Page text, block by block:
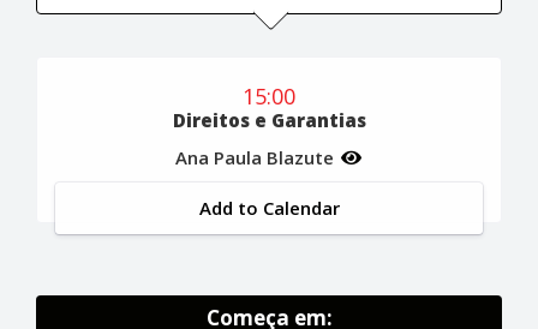
15:00
Direitos e Garantias
Ana Paula Blazute
Add to Calendar
Começa em: